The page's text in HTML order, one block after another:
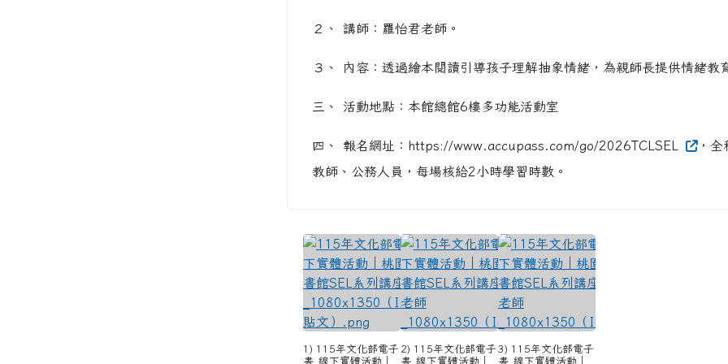
２、 講師：羅怡君老師。
３、 內容：透過繪本閱讀引導孩子理解抽象情緒，為親師長提供情緒教
三、 活動地點：本館總館6樓多功能活動室
四、 報名網址：https://www.accupass.com/go/2026TCLSEL
，全
教師、公務人員，每場核給2小時學習時數。
1) 115年文化部電子
書_線下實體活動｜
2) 115年文化部電子
書_線下實體活動｜
3) 115年文化部電子
書_線下實體活動｜